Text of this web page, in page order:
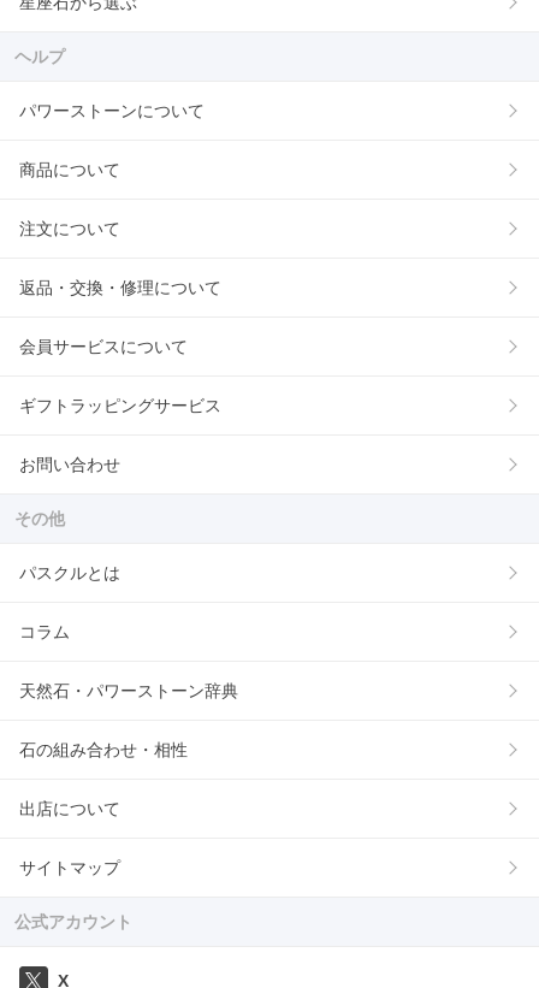
ヘルプ
パワーストーンについて
商品について
注文について
返品・交換・修理について
会員サービスについて
ギフトラッピングサービス
お問い合わせ
その他
パスクルとは
コラム
天然石・パワーストーン辞典
石の組み合わせ・相性
出店について
サイトマップ
公式アカウント
X